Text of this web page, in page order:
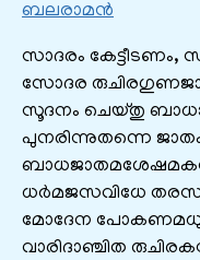
ബലരാമൻ
സാദരം
സോദര
സൂദനം ചെയ്തു
പുനരിന്നുതന്നെ
ധർമജസവിധേ
മോദേന
വാരിദാഞ്ചിത